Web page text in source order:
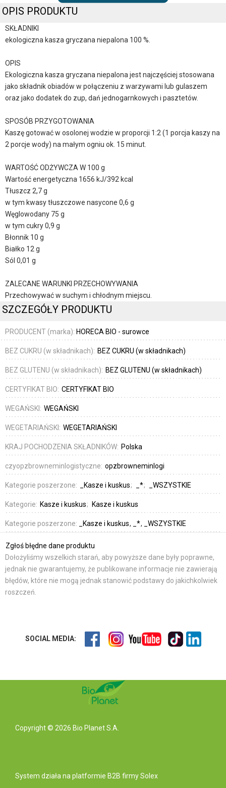
OPIS PRODUKTU
SKŁADNIKI
ekologiczna kasza gryczana niepalona 100 %.
OPIS
Ekologiczna kasza gryczana niepalona jest najczęściej stosowana
jako składnik obiadów w połączeniu z warzywami lub gulaszem
oraz jako dodatek do zup, dań jednogarnkowych i pasztetów.
SPOSÓB PRZYGOTOWANIA
Kaszę gotować w osolonej wodzie w proporcji 1:2 (1 porcja kaszy na
2 porcje wody) na małym ogniu ok. 15 minut.
WARTOŚĆ ODŻYWCZA W 100 g
Wartość energetyczna 1656 kJ/392 kcal
Tłuszcz 2,7 g
w tym kwasy tłuszczowe nasycone 0,6 g
Węglowodany 75 g
w tym cukry 0,9 g
Błonnik 10 g
Białko 12 g
Sól 0,01 g
ZALECANE WARUNKI PRZECHOWYWANIA
Przechowywać w suchym i chłodnym miejscu.
SZCZEGÓŁY PRODUKTU
PRODUCENT (marka): HORECA BIO - surowce
BEZ CUKRU (w składnikach): BEZ CUKRU (w składnikach)
BEZ GLUTENU (w składnikach): BEZ GLUTENU (w składnikach)
CERTYFIKAT BIO: CERTYFIKAT BIO
WEGAŃSKI: WEGAŃSKI
WEGETARIAŃSKI: WEGETARIAŃSKI
KRAJ POCHODZENIA SKŁADNIKÓW: Polska
czyopzbrowneminlogistyczne: opzbrowneminlogi
Kategorie poszerzone: _Kasze i kuskus _* _WSZYSTKIE
Kategorie: Kasze i kuskus Kasze i kuskus
Kategorie poszerzone: _Kasze i kuskus _* _WSZYSTKIE
Zgłoś błędne dane produktu
Dołożyliśmy wszelkich starań, aby powyższe dane były poprawne,
jednak nie gwarantujemy, że publikowane informacje nie zawierają
błędów, które nie mogą jednak stanowić podstawy do jakichkolwiek
roszczeń.
SOCIAL MEDIA:
Copyright © 2026 Bio Planet S.A.
System działa na platformie B2B firmy Solex